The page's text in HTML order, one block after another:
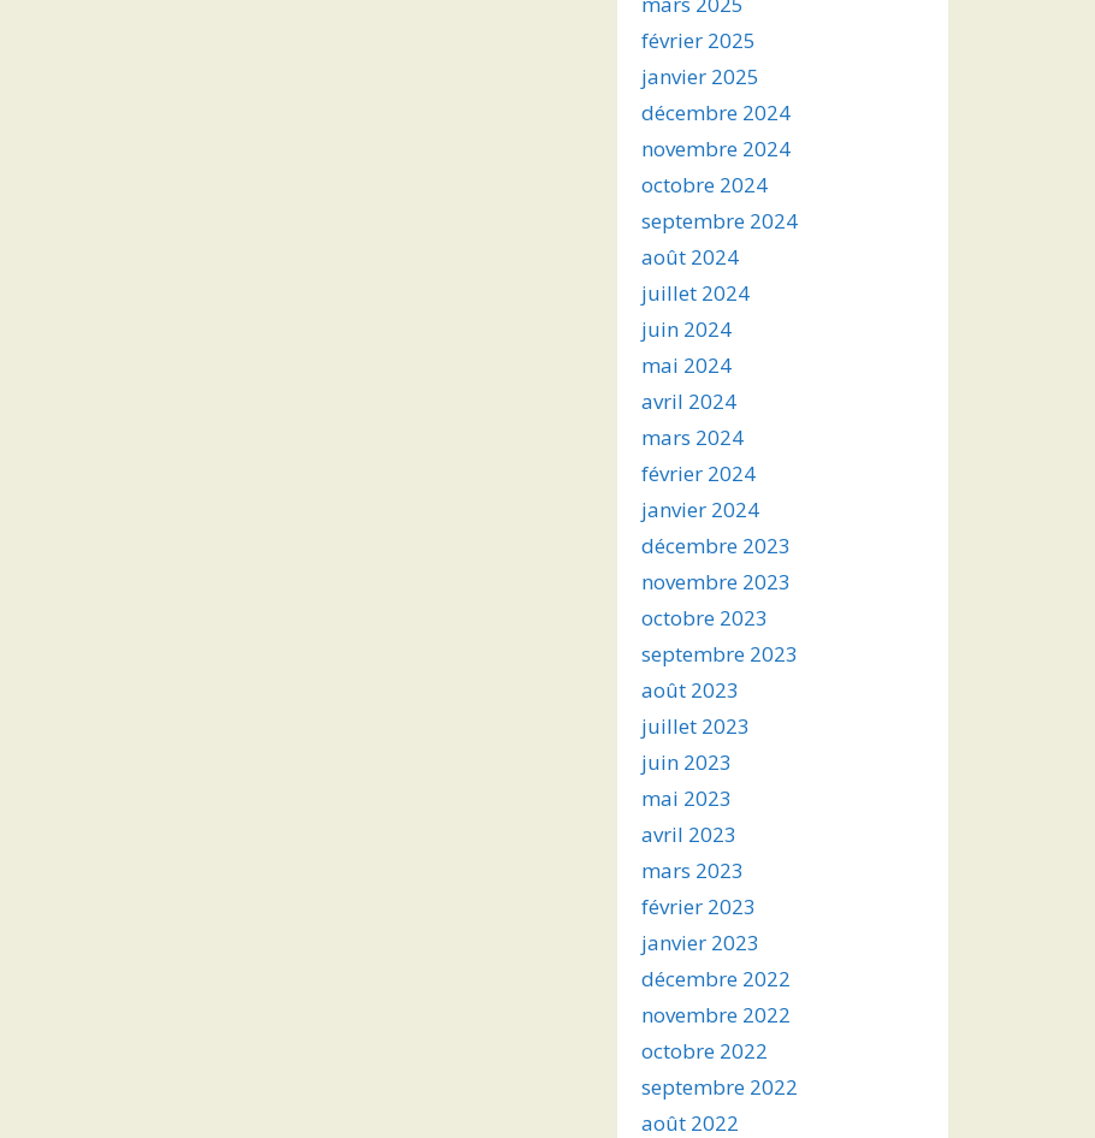
février 2025
janvier 2025
décembre 2024
novembre 2024
octobre 2024
septembre 2024
août 2024
juillet 2024
juin 2024
mai 2024
avril 2024
mars 2024
février 2024
janvier 2024
décembre 2023
novembre 2023
octobre 2023
septembre 2023
août 2023
juillet 2023
juin 2023
mai 2023
avril 2023
mars 2023
février 2023
janvier 2023
décembre 2022
novembre 2022
octobre 2022
septembre 2022
août 2022